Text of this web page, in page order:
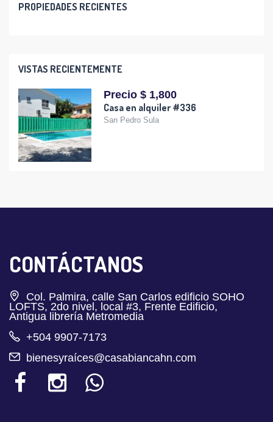
PROPIEDADES RECIENTES
VISTAS RECIENTEMENTE
Precio $ 1,800
Casa en alquiler #336
San Pedro Sula
CONTÁCTANOS
Col. Palmira, calle San Carlos edificio SOHO
LOFTS, 2do nivel, local #3, Frente Edificio,
Antigua librería Metromedia
+504 9907-7173
bienesyraíces@casabiancahn.com